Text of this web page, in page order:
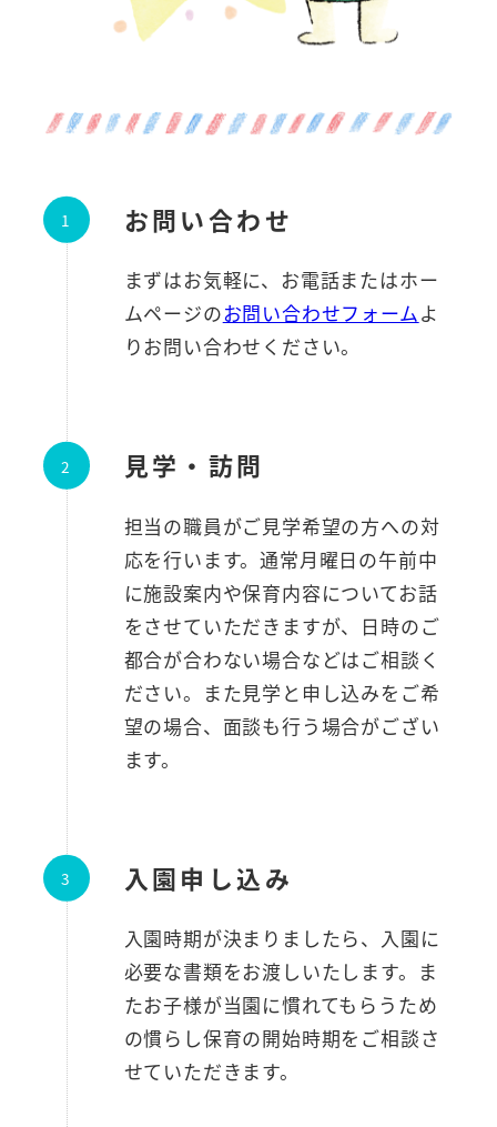
お問い合わせ
まずはお気軽に、お電話またはホー
ムページのお問い合わせフォームよ
りお問い合わせください。
見学・訪問
担当の職員がご見学希望の方への対
応を行います。通常月曜日の午前中
に施設案内や保育内容についてお話
をさせていただきますが、日時のご
都合が合わない場合などはご相談く
ださい。また見学と申し込みをご希
望の場合、面談も行う場合がござい
ます。
入園申し込み
入園時期が決まりましたら、入園に
必要な書類をお渡しいたします。ま
たお子様が当園に慣れてもらうため
の慣らし保育の開始時期をご相談さ
せていただきます。